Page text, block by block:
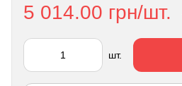
5 014.00 грн/шт.
шт.